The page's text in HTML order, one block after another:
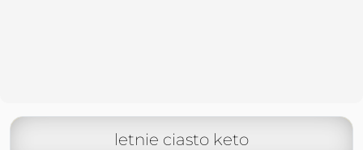
letnie ciasto keto